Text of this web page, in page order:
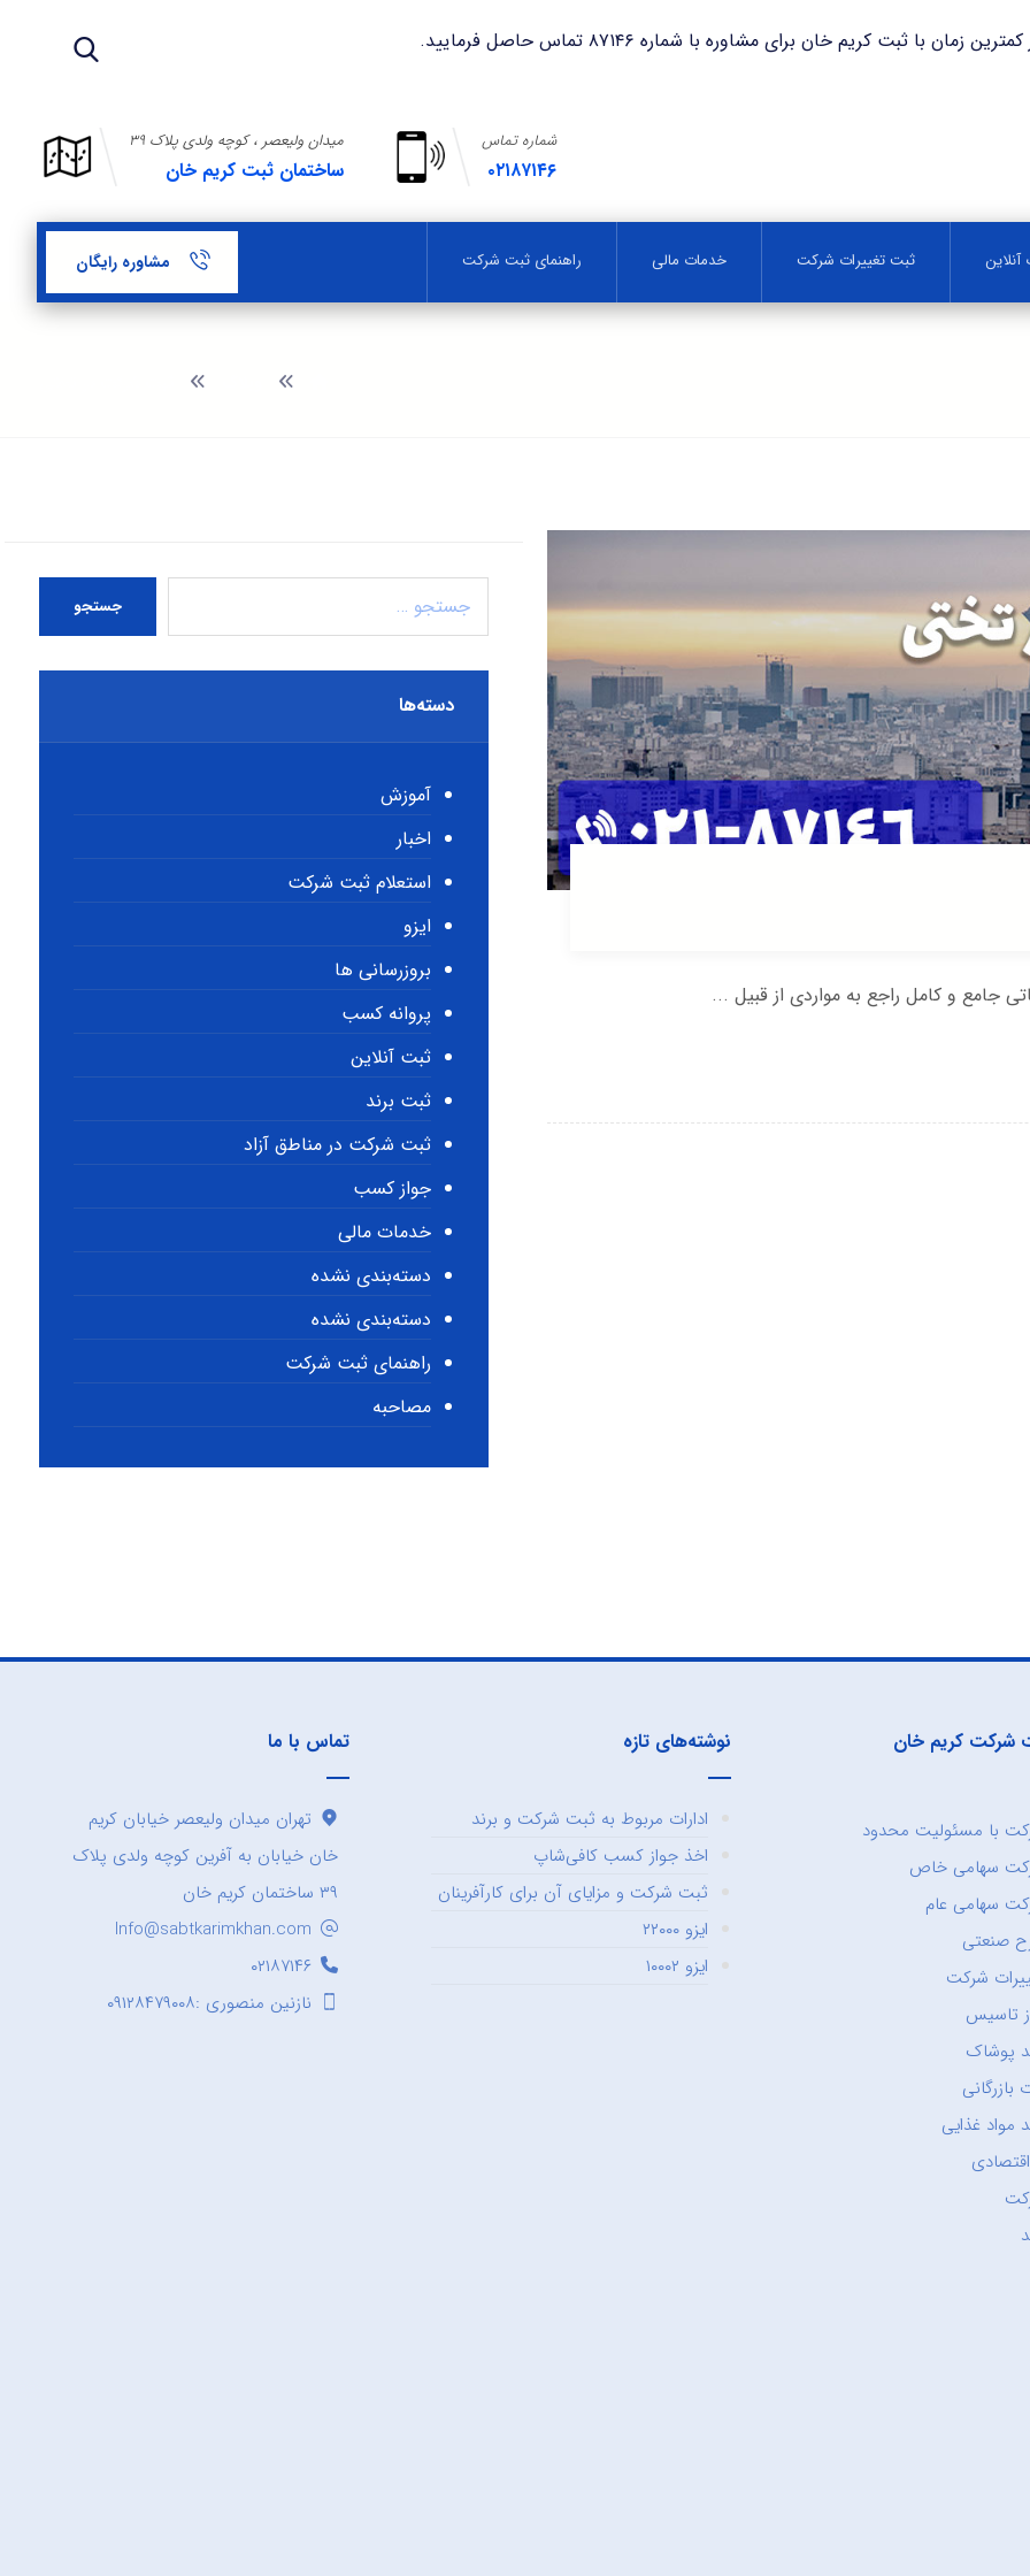
کریم خان برای مشاوره با شماره ۸۷۱۴۶ تماس حاصل فرمایید.
میدان ولیعصر ، کوچه ولدی پلاک ۳۹
ساختمان ثبت کریم خان
شماره تماس
۰۲۱۸۷۱۴۶
ثبت تغییرات شرکت خدمات مالی راهنمای ثبت شرکت مشاوره رایگان
جامع و کامل راجع به مواردی از قبیل ...
جستجو
دسته‌ها
آموزش
اخبار
استعلام ثبت شرکت
ایزو
بروزرسانی ها
پروانه کسب
ثبت آنلاین
ثبت برند
ثبت شرکت در مناطق آزاد
جواز کسب
خدمات مالی
دسته‌بندی نشده
دسته‌بندی نشده
راهنمای ثبت شرکت
مصاحبه
شرکت کریم خان
با مسئولیت محدود
سهامی خاص
سهامی عام
صنعتی
شرکت
تاسیس
پوشاک
بازرگانی
مواد غذایی
نوشته‌های تازه
ادارات مربوط به ثبت شرکت و برند
اخذ جواز کسب کافی‌شاپ
ثبت شرکت و مزایای آن برای کارآفرینان
ایزو ۲۲۰۰۰
ایزو ۱۰۰۰۲
تماس با ما
تهران میدان ولیعصر خیابان کریم
خان خیابان به آفرین کوچه ولدی پلاک
۳۹ ساختمان کریم خان
Info@sabtkarimkhan.com
۰۲۱۸۷۱۴۶
نازنین منصوری :۰۹۱۲۸۴۷۹۰۰۸